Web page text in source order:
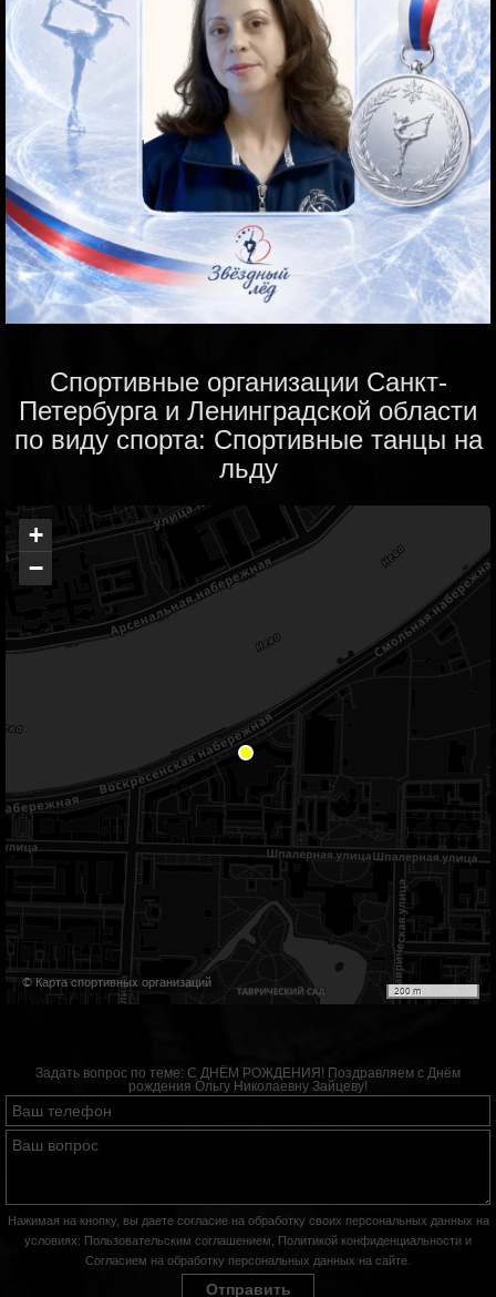
Спортивные организации Санкт-
Петербурга и Ленинградской области
по виду спорта: Спортивные танцы на
льду
+
−
© Карта спортивных организаций
200 m
Задать вопрос по теме: С ДНЁМ РОЖДЕНИЯ! Поздравляем с Днём
рождения Ольгу Николаевну Зайцеву!
Нажимая на кнопку, вы даете согласие на обработку своих персональных данных на
условиях: Пользовательским соглашением Политикой конфиденциальности и
Согласием на обработку персональных данных на сайте
Отправить